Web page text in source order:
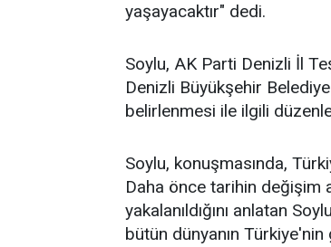
yaşayacaktır" dedi.
Soylu, AK Parti Denizli İl
Denizli Büyükşehir
belirlenmesi ile ilgili
Soylu, konuşmasında,
Daha önce tarihin değişim
yakalanıldığını anlatan
bütün dünyanın Türkiye'nin